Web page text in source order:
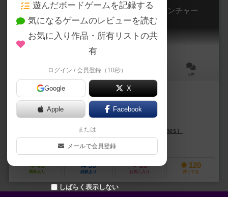
ファイティング・ファンタジー・アドベンチャー
Fighting Fantasy Adventures
60～180分 5件
作品説明文の編集者を募集中
マーティン・ワレス（Martin Wallace）
ルパート・ルイス・ジョーンズ（Rupert Lewis Jones）
ウォレス・デザインズ（Wallace Designs）
43
興味あり
50
経験あり
16
お気に入り
120
持ってる
遊んだボードゲームを記録する
気になるゲームのレビューを読む
お気に入り作品・所有リストの共
有
ログイン / 会員登録（10秒）
Google X
Apple Facebook
または
メールで会員登録
しばらく表示しない